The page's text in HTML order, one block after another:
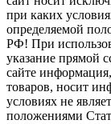
при каких
определяемой
РФ! При
указание прямой
сайте
товаров, носит
условиях не
положениями